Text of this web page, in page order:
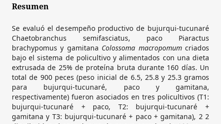
Resumen
Se evaluó el desempeño productivo de bujurqui-tucunaré
Chaetobranchus semifasciatus, paco Piaractus
brachypomus y gamitana Colossoma macropomumcriados
bajo el sistema de policultivo y alimentados con una dieta
extrusada de 25% de proteína bruta durante 160 días. Un
total de 900 peces (peso inicial de 6.5, 25.8 y 25.3 gramos
para bujurqui-tucunaré, paco y gamitana,
respectivamente) fueron asociados en tres policultivos (T1:
bujurqui-tucunaré + paco, T2: bujurqui-tucunaré +
gamitana y T3: bujurqui-tucunaré + paco + gamitana), 2 2